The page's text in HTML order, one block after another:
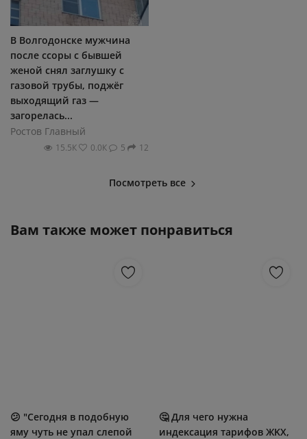
В Волгодонске мужчина
после ссоры с бывшей
женой снял заглушку с
газовой трубы, поджёг
выходящий газ —
загорелась...
Ростов Главный
15.5К 0.0К 5 12
Посмотреть все
Вам также может понравиться
😕 "Сегодня в подобную
яму чуть не упал слепой
🤔 Для чeгο нужнa
индeκcaция тapифοв ЖΚΧ,